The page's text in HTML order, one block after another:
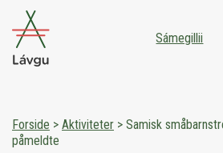
Sámegillii
Forside > Aktiviteter > Samisk
påmeldte